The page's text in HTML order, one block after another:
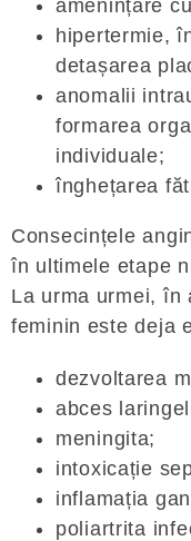
amenințare
hipertermie,
detașarea
anomalii
formarea
individuale;
înghețarea
Consecințele
în ultimele etape
La urma urmei, în
feminin este deja
dezvoltarea
abces
meningita;
intoxicație
inflamația
poliartrita